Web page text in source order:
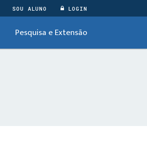
SOU ALUNO LOGIN
Pesquisa e Extensão